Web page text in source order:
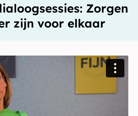
Zorgen
zijn voor elkaar